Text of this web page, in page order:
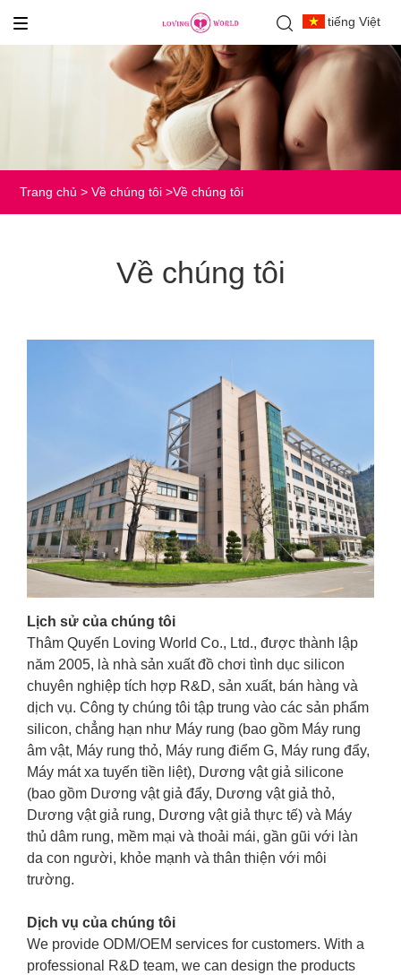
tiếng Việt
Trang chủ > Về chúng tôi >Về chúng tôi
Về chúng tôi
Lịch sử của chúng tôi
Thâm Quyến Loving World Co., Ltd., được thành lập
năm 2005, là nhà sản xuất đồ chơi tình dục silicon
chuyên nghiệp tích hợp R&D, sản xuất, bán hàng và
dịch vụ. Công ty chúng tôi tập trung vào các sản phẩm
silicon, chẳng hạn như Máy rung (bao gồm Máy rung
âm vật, Máy rung thỏ, Máy rung điểm G, Máy rung đẩy,
Máy mát xa tuyến tiền liệt), Dương vật giả silicone
(bao gồm Dương vật giả đẩy, Dương vật giả thỏ,
Dương vật giả rung, Dương vật giả thực tế) và Máy
thủ dâm rung, mềm mại và thoải mái, gần gũi với làn
da con người, khỏe mạnh và thân thiện với môi
trường.
Dịch vụ của chúng tôi
We provide ODM/OEM services for customers. With a
professional R&D team, we can design the products